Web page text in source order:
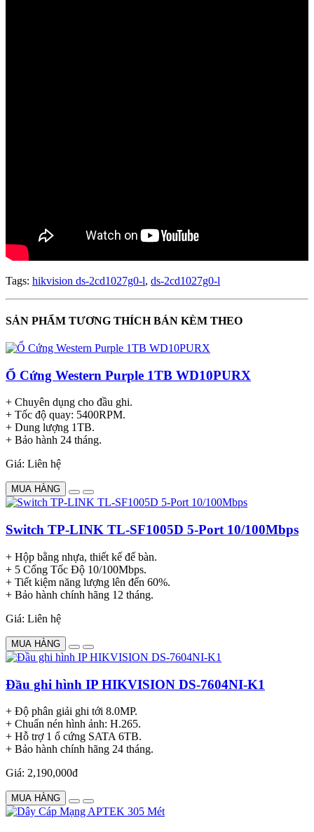
Tags: hikvision ds-2cd1027g0-l, ds-2cd1027g0-l
SẢN PHẨM TƯƠNG THÍCH BÁN KÈM THEO
Ổ Cứng Western Purple 1TB WD10PURX
+ Chuyên dụng cho đầu ghi.
+ Tốc độ quay: 5400RPM.
+ Dung lượng 1TB.
+ Bảo hành 24 tháng.
Giá: Liên hệ
MUA HÀNG
Switch TP-LINK TL-SF1005D 5-Port 10/100Mbps
+ Hộp bằng nhựa, thiết kế để bàn.
+ 5 Cổng Tốc Độ 10/100Mbps.
+ Tiết kiệm năng lượng lên đến 60%.
+ Bảo hành chính hãng 12 tháng.
Giá: Liên hệ
MUA HÀNG
Đầu ghi hình IP HIKVISION DS-7604NI-K1
+ Độ phân giải ghi tới 8.0MP.
+ Chuẩn nén hình ảnh: H.265.
+ Hỗ trợ 1 ổ cứng SATA 6TB.
+ Bảo hành chính hãng 24 tháng.
Giá: 2,190,000đ
MUA HÀNG